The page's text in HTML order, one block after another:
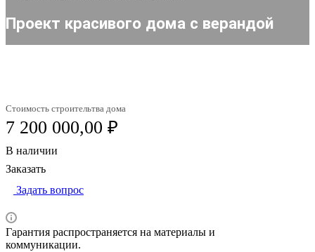
Проект красивого дома с верандой
Стоимость строительтва дома
7 200 000,00 ₽
В наличии
Заказать
Задать вопрос
Гарантия распространяется на материалы и
коммуникации.